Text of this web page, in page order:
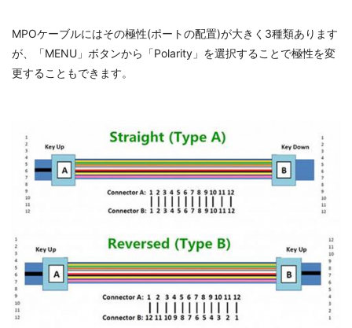
MPOケーブルにはその極性(ポートの配置)が大きく3種類あります
が、「MENU」ボタンから「Polarity」を選択することで極性を変
更することもできます。